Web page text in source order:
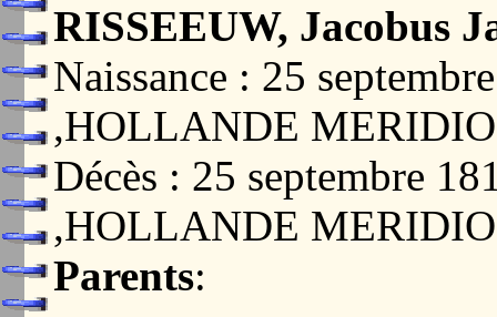
RISSEEUW, Jacobus
Naissance : 25
,HOLLANDE
Décès : 25 septembre
,HOLLANDE
Parents: